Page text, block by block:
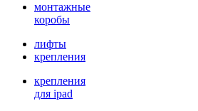
монтажные
коробы
лифты
крепления
крепления
для ipad